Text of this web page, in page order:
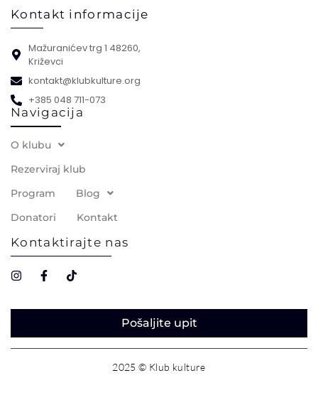
Kontakt informacije
Mažuranićev trg 1 48260,
Križevci
kontakt@klubkulture.org
+385 048 711-073
Navigacija
O klubu
Rezerviraj klub
Program
Blog
Donatori
Kontakt
Kontaktirajte nas
Pošaljite upit
2025 © Klub kulture